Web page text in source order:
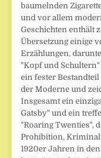
baumelnden
und vor allem
Geschichten enthält
Übersetzung einige
Erzählungen,
"Kopf und Schultern"
ein fester
der Moderne und
Insgesamt ein
Gatsby" und ein
"Roaring Twenties",
Prohibition,
1920er Jahren in